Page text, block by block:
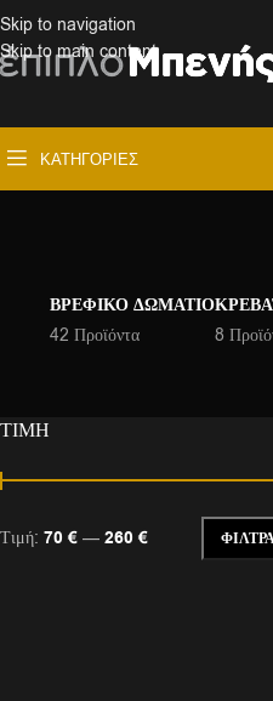
Skip to navigation
Skip to main content
ΚΑΤΗΓΟΡΊΕΣ
ΒΡΕΦΙΚΌ ΔΩΜΆΤΙΟ
42 Προϊόντα 8
ΤΙΜΉ
Τιμή: 70 € — 260 €